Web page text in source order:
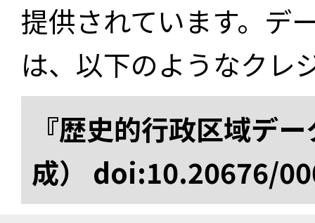
提供されています。デ
は、以下のようなクレ
『歴史的行政区域デ
成） doi:10.20676/